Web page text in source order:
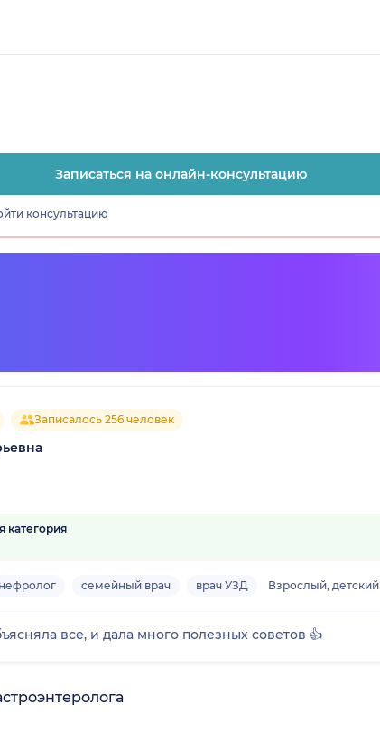
Записаться на онлайн-консультацию
консультацию
Записалось 256 человек
категория
нефролог семейный врач врач УЗД Взрослый, детский
все, и дала много полезных советов 👍